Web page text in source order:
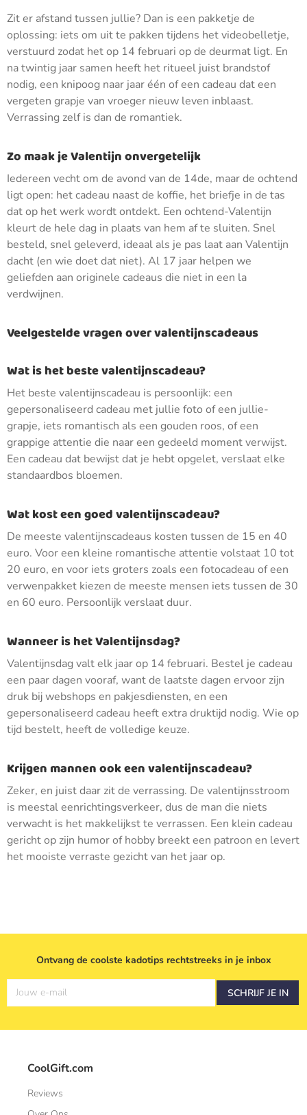
Zit er afstand tussen jullie? Dan is een pakketje de
oplossing: iets om uit te pakken tijdens het videobelletje,
verstuurd zodat het op 14 februari op de deurmat ligt. En
na twintig jaar samen heeft het ritueel juist brandstof
nodig, een knipoog naar jaar één of een cadeau dat een
vergeten grapje van vroeger nieuw leven inblaast.
Verrassing zelf is dan de romantiek.
Zo maak je Valentijn onvergetelijk
Iedereen vecht om de avond van de 14de, maar de ochtend
ligt open: het cadeau naast de koffie, het briefje in de tas
dat op het werk wordt ontdekt. Een ochtend-Valentijn
kleurt de hele dag in plaats van hem af te sluiten. Snel
besteld, snel geleverd, ideaal als je pas laat aan Valentijn
dacht (en wie doet dat niet). Al 17 jaar helpen we
geliefden aan originele cadeaus die niet in een la
verdwijnen.
Veelgestelde vragen over valentijnscadeaus
Wat is het beste valentijnscadeau?
Het beste valentijnscadeau is persoonlijk: een
gepersonaliseerd cadeau met jullie foto of een jullie-
grapje, iets romantisch als een gouden roos, of een
grappige attentie die naar een gedeeld moment verwijst.
Een cadeau dat bewijst dat je hebt opgelet, verslaat elke
standaardbos bloemen.
Wat kost een goed valentijnscadeau?
De meeste valentijnscadeaus kosten tussen de 15 en 40
euro. Voor een kleine romantische attentie volstaat 10 tot
20 euro, en voor iets groters zoals een fotocadeau of een
verwenpakket kiezen de meeste mensen iets tussen de 30
en 60 euro. Persoonlijk verslaat duur.
Wanneer is het Valentijnsdag?
Valentijnsdag valt elk jaar op 14 februari. Bestel je cadeau
een paar dagen vooraf, want de laatste dagen ervoor zijn
druk bij webshops en pakjesdiensten, en een
gepersonaliseerd cadeau heeft extra druktijd nodig. Wie op
tijd bestelt, heeft de volledige keuze.
Krijgen mannen ook een valentijnscadeau?
Zeker, en juist daar zit de verrassing. De valentijnsstroom
is meestal eenrichtingsverkeer, dus de man die niets
verwacht is het makkelijkst te verrassen. Een klein cadeau
gericht op zijn humor of hobby breekt een patroon en levert
het mooiste verraste gezicht van het jaar op.
Ontvang de coolste kadotips rechtstreeks in je inbox
Jouw e-mail SCHRIJF JE IN
CoolGift.com
Reviews